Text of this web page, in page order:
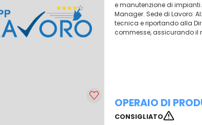
e manutenzione di
Manager. Sede di Lavoro:
tecnica e riportando alla
commesse, assicurando il
OPERAIO DI
CONSIGLIATO